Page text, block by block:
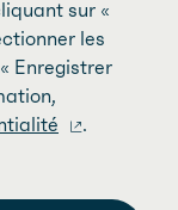
sur «
les
Enregistrer
.
cette
faire
cette